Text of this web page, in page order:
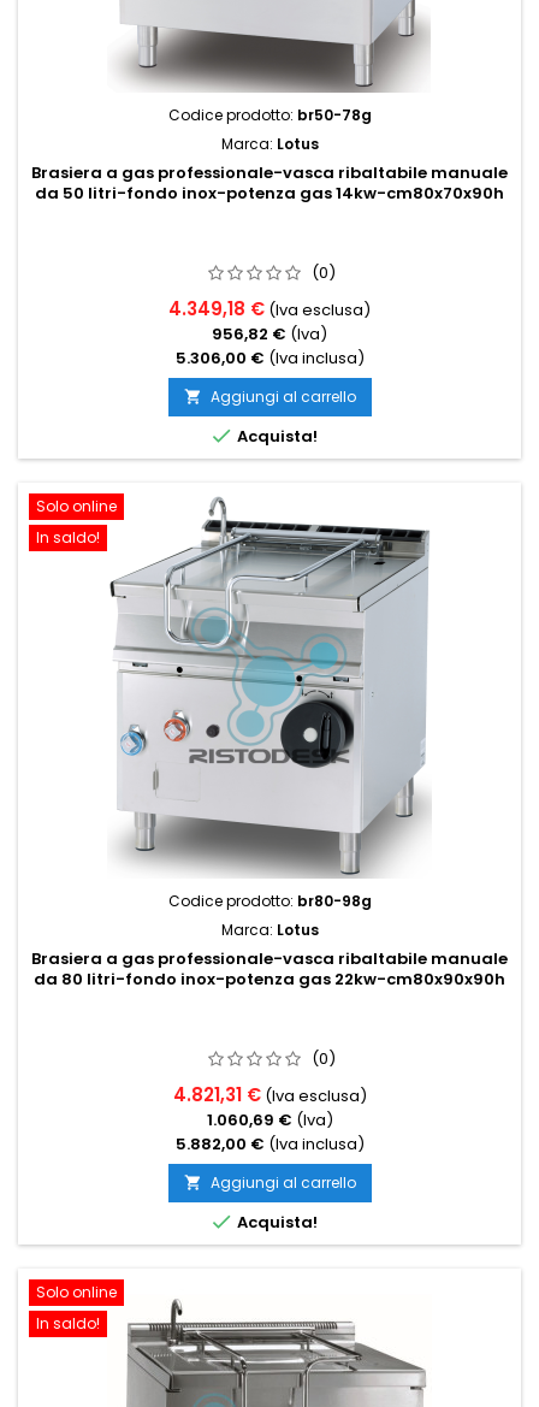
Codice prodotto: br50-78g
Marca: Lotus
Brasiera a gas professionale-vasca ribaltabile manuale
da 50 litri-fondo inox-potenza gas 14kw-cm80x70x90h
(0)
4.349,18 € (Iva esclusa)
956,82 € (Iva)
5.306,00 € (Iva inclusa)
 Aggiungi al carrello
 Acquista!
Solo online
In saldo!
Codice prodotto: br80-98g
Marca: Lotus
Brasiera a gas professionale-vasca ribaltabile manuale
da 80 litri-fondo inox-potenza gas 22kw-cm80x90x90h
(0)
4.821,31 € (Iva esclusa)
1.060,69 € (Iva)
5.882,00 € (Iva inclusa)
 Aggiungi al carrello
 Acquista!
Solo online
In saldo!